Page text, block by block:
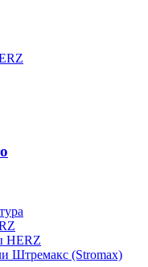
HERZ
Штремакс (Stromax)